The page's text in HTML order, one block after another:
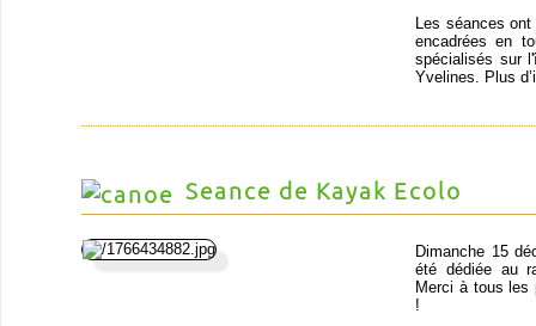
Les séances
encadrées en
spécialisés sur
Yvelines. Plus
Seance de Kayak Ecolo
Dimanche 15
été dédiée au
Merci à tous les
!